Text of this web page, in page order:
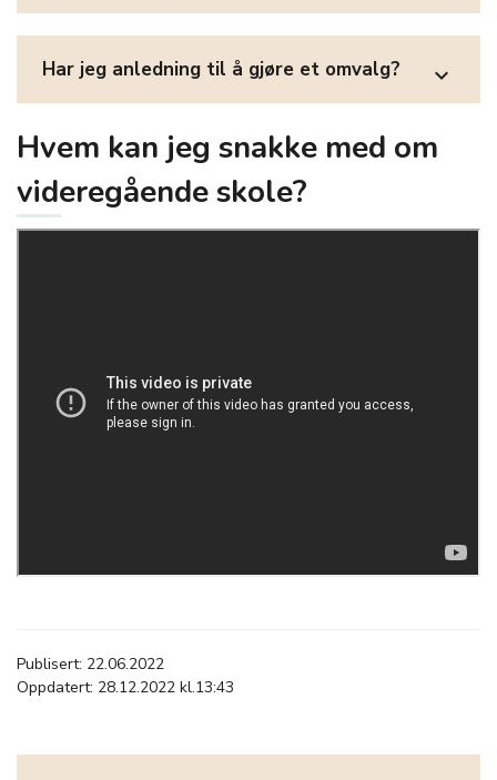
Har jeg anledning til å gjøre et omvalg? expand_more
Hvem kan jeg snakke med om
videregående skole?
Publisert: 22.06.2022
Oppdatert: 28.12.2022 kl.13:43